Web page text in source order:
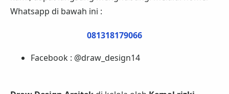
Whatsapp di bawah ini :
081318179066
Facebook : @draw_design14